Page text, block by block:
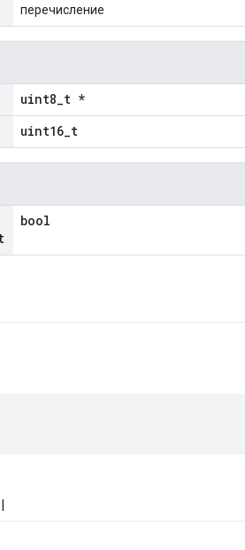
перечисление
uint8_t *
uint16_t
bool